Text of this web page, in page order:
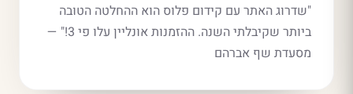
"שדרוג האתר עם קידום פלוס הוא ההחלטה הטובה
ביותר שקיבלתי השנה. ההזמנות אונליין עלו פי 3!" —
מסעדת שף אברהם